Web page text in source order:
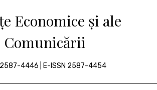
Economice și ale
Comunicării
2587-4446 | E-ISSN 2587-4454